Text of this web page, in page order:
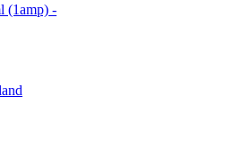
(1amp) -